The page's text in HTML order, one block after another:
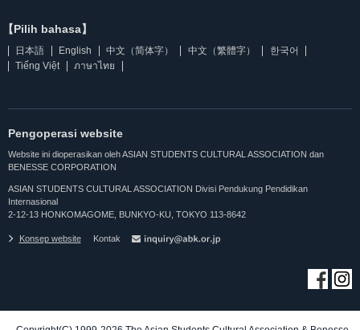
【Pilih bahasa】
日本語 English 中文（简体字） 中文（繁體字）
한국어
Tiếng Việt
ภาษาไทย
Pengoperasi website
Website ini dioperasikan oleh ASIAN STUDENTS CULTURAL ASSOCIATION dan
BENESSE CORPORATION
ASIAN STUDENTS CULTURAL ASSOCIATION Divisi Pendukung Pendidikan
Internasional
2-12-13 HONKOMAGOME, BUNKYO-KU, TOKYO 113-8642
Konsep website Kontak